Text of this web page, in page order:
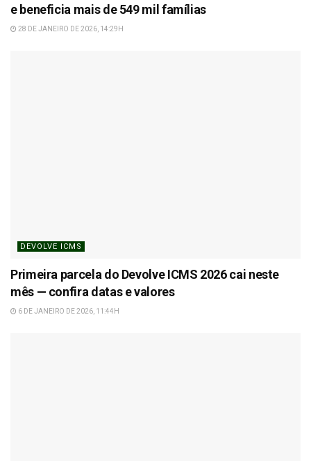
e beneficia mais de 549 mil famílias
28 DE JANEIRO DE 2026, 14:29H
DEVOLVE ICMS
Primeira parcela do Devolve ICMS 2026 cai neste
mês — confira datas e valores
6 DE JANEIRO DE 2026, 11:44H